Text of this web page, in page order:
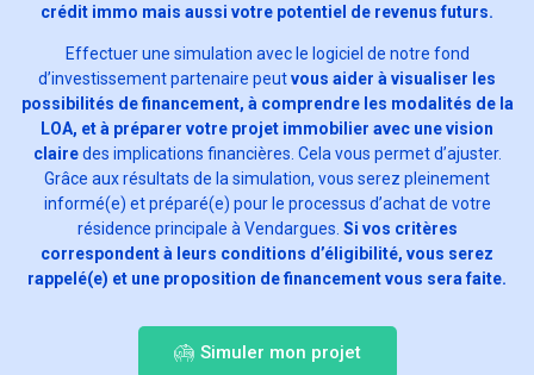
crédit immo mais aussi votre potentiel de revenus futurs.
Effectuer une simulation avec le logiciel de notre fond
d’investissement partenaire peutvous aider à visualiser les
possibilités de financement, à comprendre les modalités de la
LOA, et à préparer votre projet immobilier avec une vision
clairedes implications financières. Cela vous permet d’ajuster.
Grâce aux résultats de la simulation, vous serez pleinement
informé(e) et préparé(e) pour le processus d’achat de votre
résidence principale à Vendargues. Si vos critères
correspondent à leurs conditions d’éligibilité, vous serez
rappelé(e) et une proposition de financement vous sera faite.
Simuler mon projet